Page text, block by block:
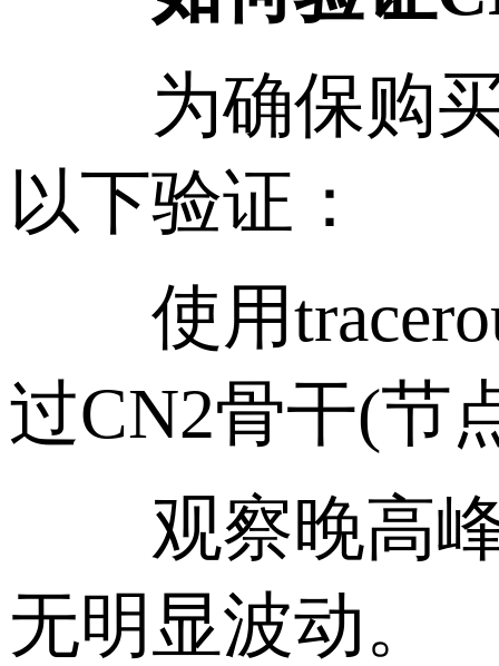
为确保购买
以下验证：
使用
过CN2骨干(节
观察晚高峰
无明显波动。